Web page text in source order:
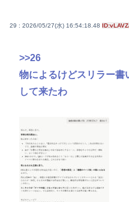
29 : 2026/05/27(水) 16:54:18.48
>>26
物によるけどスリラー書
して来たわ